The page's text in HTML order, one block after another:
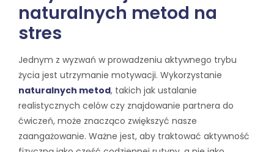
naturalnych metod na
stres
Jednym z wyzwań w prowadzeniu aktywnego trybu
życia jest utrzymanie motywacji. Wykorzystanie
naturalnych metod, takich jak ustalanie
realistycznych celów czy znajdowanie partnera do
ćwiczeń, może znacząco zwiększyć nasze
zaangażowanie. Ważne jest, aby traktować aktywność